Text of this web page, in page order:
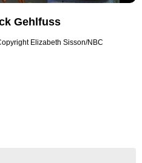
Gehlfuss
Elizabeth Sisson/NBC